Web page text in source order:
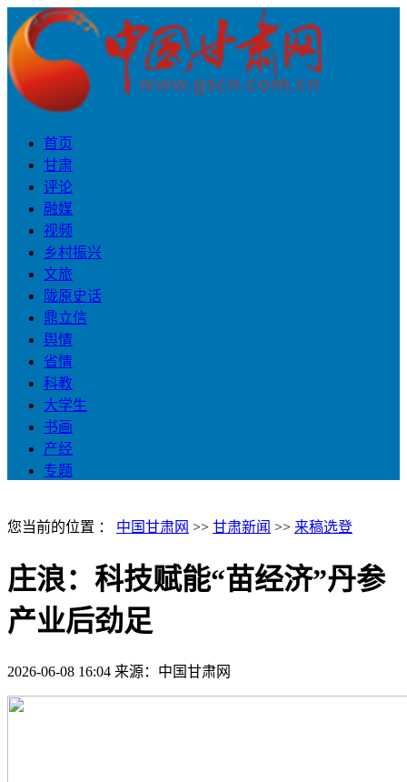
首页
甘肃
评论
融媒
视频
乡村振兴
文旅
陇原史话
鼎立信
舆情
省情
科教
大学生
书画
产经
专题
您当前的位置 ： 中国甘肃网 >> 甘肃新闻 >> 来稿选登
庄浪：科技赋能“苗经济”丹参
产业后劲足
2026-06-08 16:04 来源：中国甘肃网